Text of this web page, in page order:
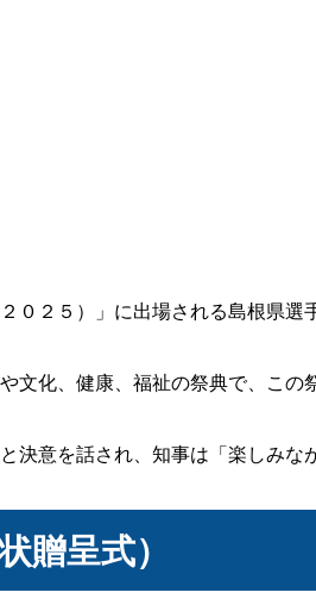
２５）」に出場される島根県選
化、健康、福祉の祭典で、この
意を話され、知事は「楽しみな
贈呈式）